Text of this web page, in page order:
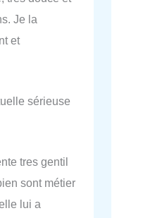
Je la
et
sérieuse
tres gentil
sont métier
lui a